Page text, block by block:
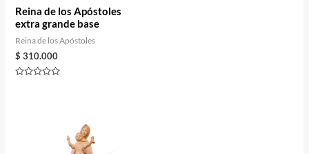
Reina de los Apóstoles
extra grande base
Reina de los Apóstoles
$ 310.000